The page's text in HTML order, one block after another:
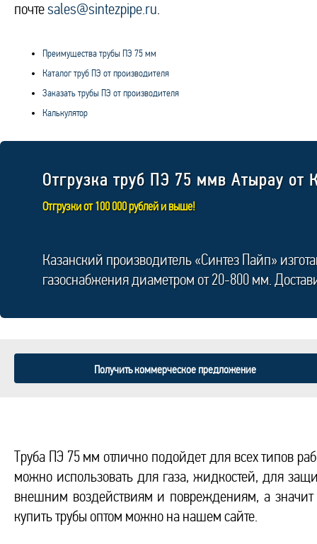
почтеsales@sintezpipe.ru.
Преимущества трубы ПЭ 75 мм
Каталог труб ПЭ от производителя
Заказать трубы ПЭ от производителя
Калькулятор
Отгрузка труб ПЭ 75 ммв Атырау от
Отгрузки от 100 000 рублей и выше!
Казанский производитель «Синтез Пайп»
газоснабжения диаметром от 20-800 мм.
Получить коммерческое предложение
Труба ПЭ 75 мм отлично подойдет для всех типов
можно использовать для газа, жидкостей, для
внешним воздействиям и повреждениям, а
купить трубы оптом можно на нашем сайте.